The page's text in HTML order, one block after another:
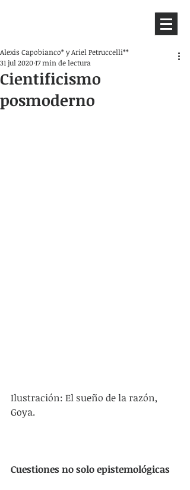
Cientificismo
posmoderno
Alexis Capobianco* y Ariel Petruccelli**
31 jul 202017 min de lectura
Ilustración: El sueño de la razón,
Goya.
Cuestiones no solo epistemológicas